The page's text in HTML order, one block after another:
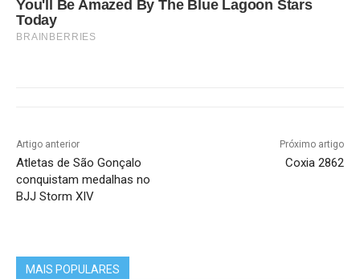
You'll Be Amazed By The Blue Lagoon Stars
Today
BRAINBERRIES
Artigo anterior
Atletas de São Gonçalo
conquistam medalhas no
BJJ Storm XIV
Próximo artigo
Coxia 2862
MAIS POPULARES